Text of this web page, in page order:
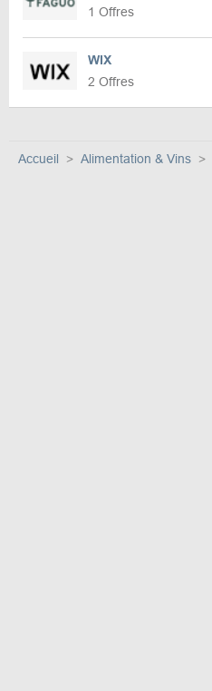
1 Offres
WIX
2 Offres
Accueil Alimentation & Vins